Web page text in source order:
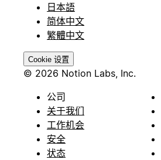
日本語
简体中文
繁體中文
Cookie 设置
© 2026 Notion Labs, Inc.
公司
关于我们
工作机会
安全
状态